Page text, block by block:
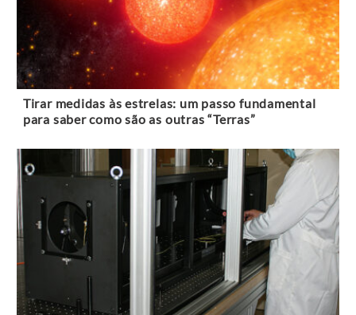
Tirar medidas às estrelas: um passo fundamental
para saber como são as outras “Terras”